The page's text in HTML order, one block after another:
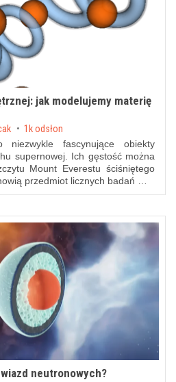
jak modelujemy materię
1k odsłon
niezwykle fascynujące obiekty
supernowej. Ich gęstość można
Mount Everestu ściśniętego
przedmiot licznych badań …
neutronowych?